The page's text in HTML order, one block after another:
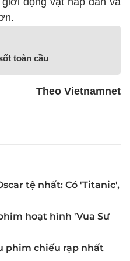
toàn cầu
Theo Vietnamnet
tệ nhất: Có 'Titanic',
hoạt hình 'Vua Sư
phim chiếu rạp nhất